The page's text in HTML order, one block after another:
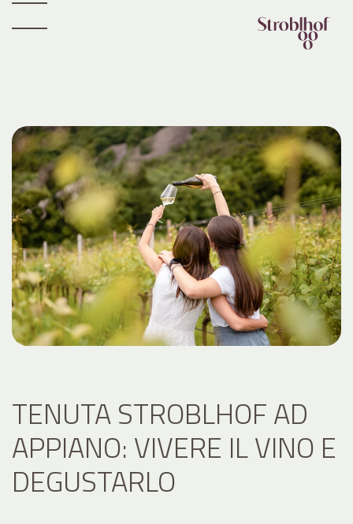
TENUTA STROBLHOF AD
APPIANO: VIVERE IL VINO E
DEGUSTARLO